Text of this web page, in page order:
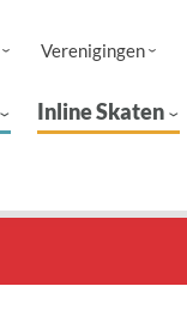
Verenigingen
Inline Skaten